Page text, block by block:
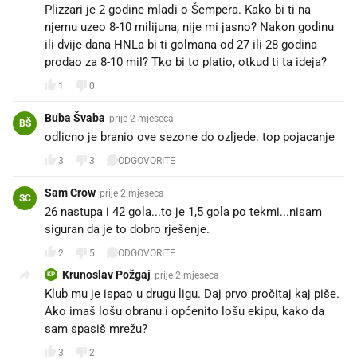
Plizzari je 2 godine mlađi o Šempera. Kako bi ti na
njemu uzeo 8-10 milijuna, nije mi jasno? Nakon godinu
ili dvije dana HNLa bi ti golmana od 27 ili 28 godina
prodao za 8-10 mil? Tko bi to platio, otkud ti ta ideja?
1 0
BŠ Buba Švaba prije 2 mjeseca
odlicno je branio ove sezone do ozljede. top pojacanje
3 3 ODGOVORITE
SC Sam Crow prije 2 mjeseca
26 nastupa i 42 gola...to je 1,5 gola po tekmi...nisam
siguran da je to dobro rješenje.
2 5 ODGOVORITE
KP Krunoslav Požgaj prije 2 mjeseca
Klub mu je ispao u drugu ligu. Daj prvo pročitaj kaj piše.
Ako imaš lošu obranu i općenito lošu ekipu, kako da
sam spasiš mrežu?
3 2